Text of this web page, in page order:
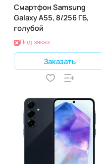
Смартфон Samsung
Galaxy A55, 8/256 ГБ,
голубой
Под заказ
Заказать